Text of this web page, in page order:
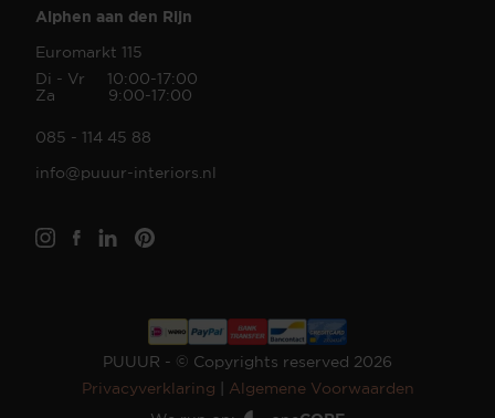
Alphen aan den Rijn
Euromarkt 115
Di - Vr 10:00-17:00
Za 9:00-17:00
085 - 114 45 88
info@puuur-interiors.nl
PUUUR - © Copyrights reserved 2026
Privacyverklaring
Algemene Voorwaarden